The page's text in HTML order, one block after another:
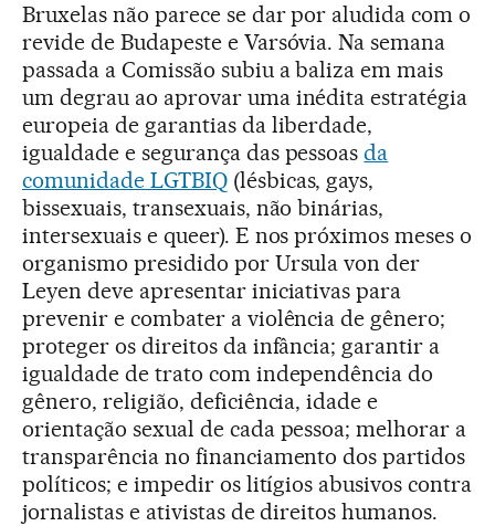
Bruxelas não parece se dar por aludida com o
revide de Budapeste e Varsóvia. Na semana
passada a Comissão subiu a baliza em mais
um degrau ao aprovar uma inédita estratégia
europeia de garantias da liberdade,
igualdade e segurança das pessoasda
comunidade LGTBIQ(lésbicas, gays,
bissexuais, transexuais, não binárias,
intersexuais e queer). E nos próximos meses o
organismo presidido por Ursula von der
Leyen deve apresentar iniciativas para
prevenir e combater a violência de gênero;
proteger os direitos da infância; garantir a
igualdade de trato com independência do
gênero, religião, deficiência, idade e
orientação sexual de cada pessoa; melhorar a
transparência no financiamento dos partidos
políticos; e impedir os litígios abusivos contra
jornalistas e ativistas de direitos humanos.